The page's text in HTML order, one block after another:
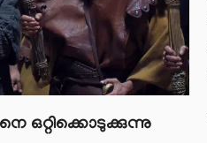
ഒറ്റിക്കൊടുക്കുന്നു